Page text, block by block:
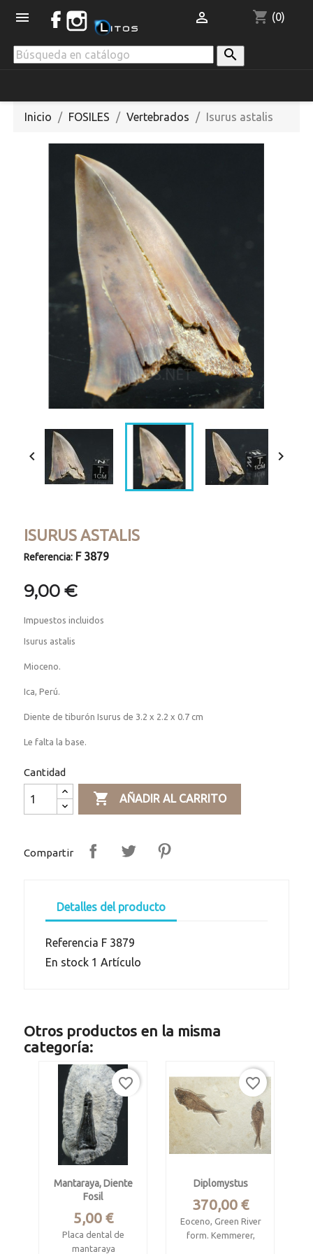
 shopping_cart (0)


Inicio FOSILES Vertebrados Isurus astalis
 
ISURUS ASTALIS
Referencia: F 3879
9,00 €
Impuestos incluidos
Isurus astalis
Mioceno.
Ica, Perú.
Diente de tiburón Isurus de 3.2 x 2.2 x 0.7 cm
Le falta la base.
Cantidad
 AÑADIR AL CARRITO
Compartir
Detalles del producto
Referencia F 3879
En stock 1 Artículo
Otros productos en la misma
categoría:
Mantaraya, Diente
Fosil
Precio
5,00 €
Placa dental de
mantaraya
favorite_border
Diplomystus
Precio
370,00 €
Eoceno, Green River
form. Kemmerer,
favorite_border